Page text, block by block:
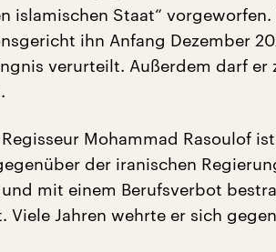
islamischen Staat“
ihn Anfang Dezember
verurteilt. Außerdem darf er
Mohammad Rasoulof
der iranischen
mit einem Berufsverbot
Viele Jahren wehrte er sich